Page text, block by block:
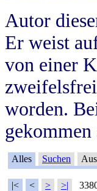
Autor
Er weist
von einer
worden.
Alles Suchen
|< < > >|